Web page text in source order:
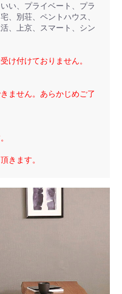
い、プライベート、プラ
、別荘、ペントハウス、
、上京、スマート、シン
け付けておりません。
ません。あらかじめご了
きます。